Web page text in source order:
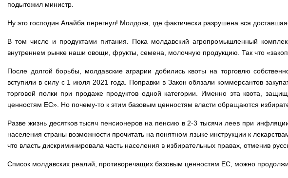
подытожил министр.
Ну это господин Алайба перегнул! Молдова, где фактически разрушена вся
В том числе и продуктами питания. Пока молдавский агропромышленный
внутреннем рынке наши овощи, фрукты, семена, молочную продукцию. Так что
После долгой борьбы, молдавские аграрии добились квоты на торговлю
вступили в силу с 1 июля 2021 года. Поправки в Закон обязали коммерсантов
торговой полки при продаже продуктов одной категории. Именно эта квота,
ценностям ЕС». Но почему-то к этим базовым ценностям власти обращаются
Разве жизнь десятков тысяч пенсионеров на пенсию в 2-3 тысячи леев при
населения страны возможности прочитать на понятном языке инструкции к
что власть дискриминировала часть населения в избирательных правах, отменив
Список молдавских реалий, противоречащих базовым ценностям ЕС, можно